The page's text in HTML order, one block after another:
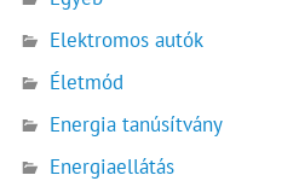
Elektromos autók
Életmód
Energia tanúsítvány
Energiaellátás